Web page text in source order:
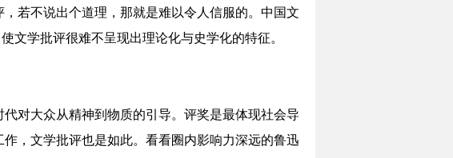
若不说出个道理，那就是难以令人信服的。中国文
文学批评很难不呈现出理论化与史学化的特征。
对大众从精神到物质的引导。评奖是最体现社会导
，文学批评也是如此。看看圈内影响力深远的鲁迅